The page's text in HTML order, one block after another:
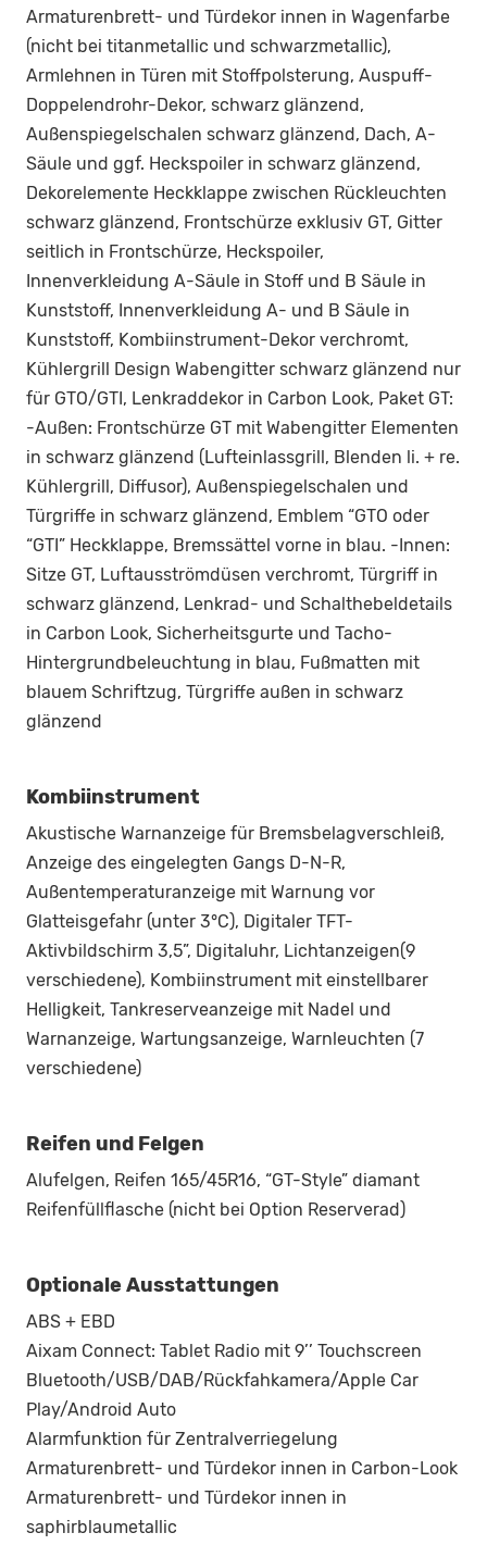
Armaturenbrett- und Türdekor innen in Wagenfarbe
(nicht bei titanmetallic und schwarzmetallic),
Armlehnen in Türen mit Stoffpolsterung, Auspuff-
Doppelendrohr-Dekor, schwarz glänzend,
Außenspiegelschalen schwarz glänzend, Dach, A-
Säule und ggf. Heckspoiler in schwarz glänzend,
Dekorelemente Heckklappe zwischen Rückleuchten
schwarz glänzend, Frontschürze exklusiv GT, Gitter
seitlich in Frontschürze, Heckspoiler,
Innenverkleidung A-Säule in Stoff und B Säule in
Kunststoff, Innenverkleidung A- und B Säule in
Kunststoff, Kombiinstrument-Dekor verchromt,
Kühlergrill Design Wabengitter schwarz glänzend nur
für GTO/GTI, Lenkraddekor in Carbon Look, Paket GT:
-Außen: Frontschürze GT mit Wabengitter Elementen
in schwarz glänzend (Lufteinlassgrill, Blenden li. + re.
Kühlergrill, Diffusor), Außenspiegelschalen und
Türgriffe in schwarz glänzend, Emblem “GTO oder
“GTI” Heckklappe, Bremssättel vorne in blau. -Innen:
Sitze GT, Luftausströmdüsen verchromt, Türgriff in
schwarz glänzend, Lenkrad- und Schalthebeldetails
in Carbon Look, Sicherheitsgurte und Tacho-
Hintergrundbeleuchtung in blau, Fußmatten mit
blauem Schriftzug, Türgriffe außen in schwarz
glänzend
Kombiinstrument
Akustische Warnanzeige für Bremsbelagverschleiß,
Anzeige des eingelegten Gangs D-N-R,
Außentemperaturanzeige mit Warnung vor
Glatteisgefahr (unter 3°C), Digitaler TFT-
Aktivbildschirm 3,5”, Digitaluhr, Lichtanzeigen(9
verschiedene), Kombiinstrument mit einstellbarer
Helligkeit, Tankreserveanzeige mit Nadel und
Warnanzeige, Wartungsanzeige, Warnleuchten (7
verschiedene)
Reifen und Felgen
Alufelgen, Reifen 165/45R16, “GT-Style” diamant
Reifenfüllflasche (nicht bei Option Reserverad)
Optionale Ausstattungen
ABS + EBD
Aixam Connect: Tablet Radio mit 9’’ Touchscreen
Bluetooth/USB/DAB/Rückfahkamera/Apple Car
Play/Android Auto
Alarmfunktion für Zentralverriegelung
Armaturenbrett- und Türdekor innen in Carbon-Look
Armaturenbrett- und Türdekor innen in
saphirblaumetallic